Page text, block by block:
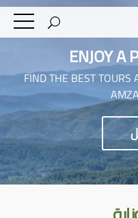
ENJOY A
FIND THE BEST TOURS